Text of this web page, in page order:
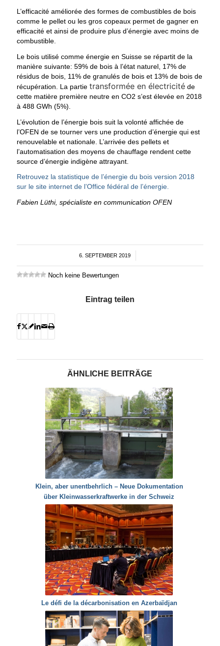
L’efficacité améliorée des formes de combustibles de bois
comme le pellet ou les gros copeaux permet de gagner en
efficacité et ainsi de produire plus d’énergie avec moins de
combustible.
Le bois utilisé comme énergie en Suisse se répartit de la
manière suivante: 59% de bois à l’état naturel, 17% de
résidus de bois, 11% de granulés de bois et 13% de bois de
récupération. La partie transformée en électricitéde
cette matière première neutre en CO2 s’est élevée en 2018
à 488 GWh (5%).
L’évolution de l’énergie bois suit la volonté affichée de
l’OFEN de se tourner vers une production d’énergie qui est
renouvelable et nationale. L’arrivée des pellets et
l’automatisation des moyens de chauffage rendent cette
source d’énergie indigène attrayant.
Retrouvez la statistique de l’énergie du bois version 2018
sur le site internet de l’Office fédéral de l’énergie.
Fabien Lüthi, spécialiste en communication OFEN
6. SEPTEMBER 2019
/
Noch keine Bewertungen
Eintrag teilen
ÄHNLICHE BEITRÄGE
Klein, aber unentbehrlich – Neue Dokumentation
über Kleinwasserkraftwerke in der Schweiz
Le défi de la décarbonisation en Azerbaïdjan